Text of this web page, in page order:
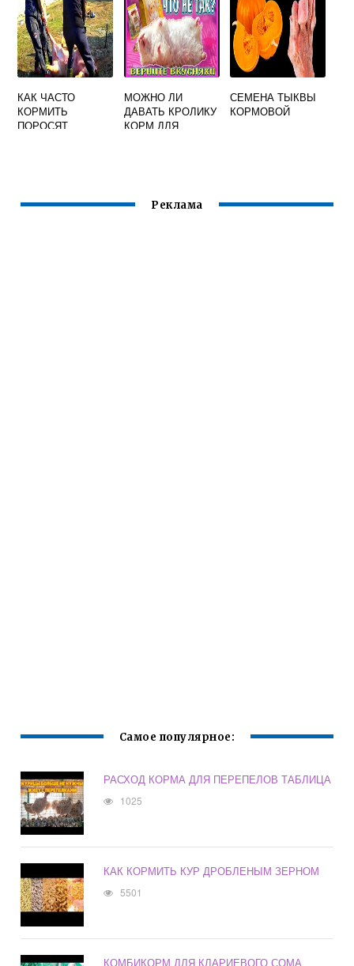
КАК ЧАСТО
КОРМИТЬ
ПОРОСЯТ
МОЖНО ЛИ
ДАВАТЬ КРОЛИКУ
КОРМ ДЛЯ
СЕМЕНА ТЫКВЫ
КОРМОВОЙ
Реклама
Самое популярное:
РАСХОД КОРМА ДЛЯ ПЕРЕПЕЛОВ ТАБЛИЦА
1025
КАК КОРМИТЬ КУР ДРОБЛЕНЫМ ЗЕРНОМ
5501
КОМБИКОРМ ДЛЯ КЛАРИЕВОГО СОМА